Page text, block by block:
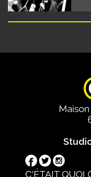
C'ÉTAIT QUOI